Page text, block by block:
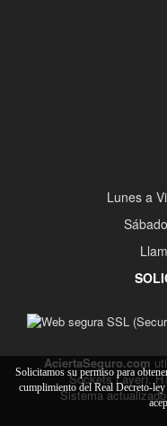
Lunes a
AciertaSeguro.com
Sockets Layer),
Sistema
Solicitamos su permiso para
cumplimiento del Real Decreto-